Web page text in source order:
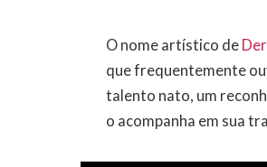
O nome artístico de
que frequentemente
talento nato, um
o acompanha em sua